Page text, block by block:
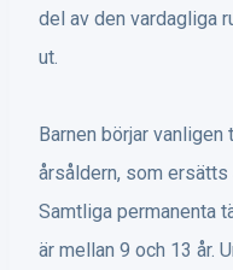
del av den vardagliga
ut.
Barnen börjar
årsåldern, som ersätts
Samtliga permanenta
är mellan 9 och 13 år.